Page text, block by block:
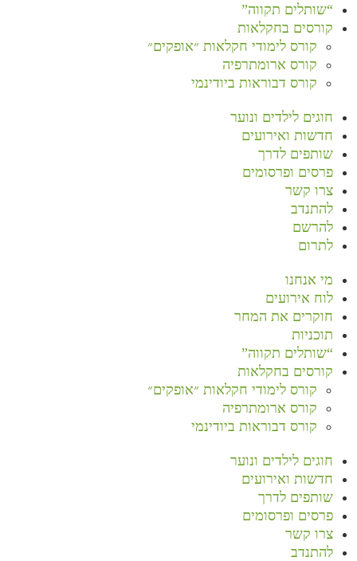
“שותלים תקווה”
קורסים בחקלאות
קורס לימודי חקלאות ״אופקים״
קורס ארומתרפיה
קורס דבוראות ביודינמי
חוגים לילדים ונוער
חדשות ואירועים
שותפים לדרך
פרסים ופרסומים
צרו קשר
להתנדב
להרשם
לתרום
מי אנחנו
לוח אירועים
חוקרים את המחר
תוכניות
“שותלים תקווה”
קורסים בחקלאות
קורס לימודי חקלאות ״אופקים״
קורס ארומתרפיה
קורס דבוראות ביודינמי
חוגים לילדים ונוער
חדשות ואירועים
שותפים לדרך
פרסים ופרסומים
צרו קשר
להתנדב